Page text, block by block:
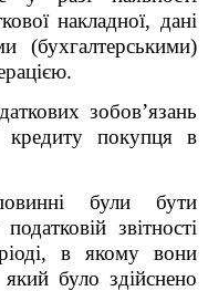
накладної, дані
(бухгалтерськими)
зобовʼязань
кредиту покупця в
були бути
звітності
в якому вони
було здійснено